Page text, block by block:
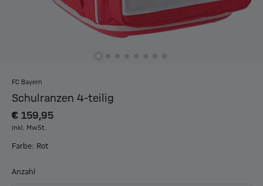
FC Bayern
Schulranzen 4-teilig
€ 159,95
inkl. MwSt.
Farbe: Rot
Anzahl